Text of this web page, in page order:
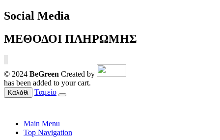
Social Media
ΜΕΘΟΔΟΙ ΠΛΗΡΩΜΗΣ
© 2024 BeGreen Created by
has been added to your cart.
Καλάθι Ταμείο
Main Menu
Top Navigation